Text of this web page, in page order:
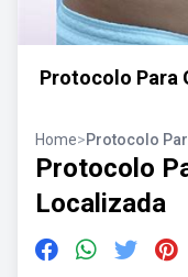
Protocolo Para
Home>Protocolo
Protocolo
Localizada